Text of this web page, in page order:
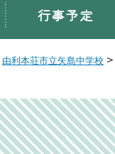
行事予定
由利本荘市立矢島中学校 >